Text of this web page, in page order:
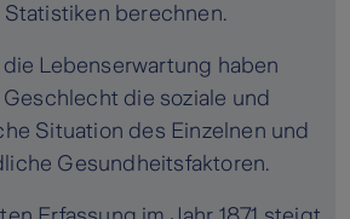
berechnen.
die Lebenserwartung haben
die soziale und
Situation des Einzelnen und
Gesundheitsfaktoren.